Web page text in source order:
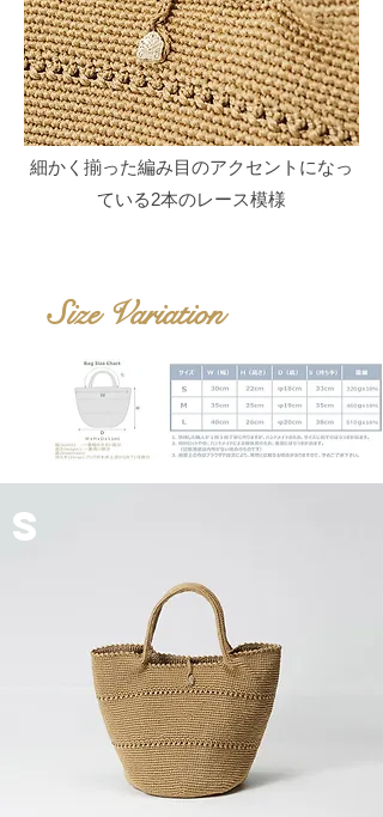
細かく揃った編み目のアクセントになっ
ている2本のレース模様
Size Variation
S